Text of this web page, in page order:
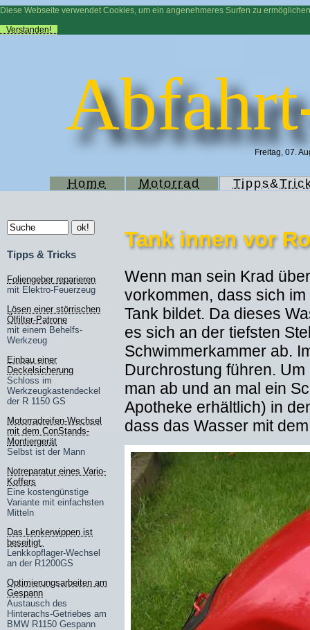
Diese Webseite verwendet Cookies, um ein angenehmeres Surfen zu
Verstanden!
Freitag, 07.
Home Motorrad
Tipps & Tricks
Foliengeber reparieren
mit Elektro-Feuerzeug
Lösen einer störrischen
Ölfilter-Patrone
mit einem Behelfs-
Werkzeug
Einbau einer
Deckelsicherung
Schloss im
Werkzeugkastendeckel
der R 1150 GS
Motorradreifen-Wechsel
mit dem ConStands-
Montiergerät
Selbst ist der Mann
Notreparatur eines Vario-
Koffers
Eine kostengünstige
Variante mit einfachsten
Mitteln
Das Lenkerwippen ist
beseitigt.
Lenkkopflager-Wechsel
an der R1200GS
Optimierungsarbeiten am
Gespann
Austausch des
Hinterachs-Getriebes am
BMW R1150 Gespann
Tank innen vor
Wenn man sein Krad
vorkommen, dass sich
Tank bildet. Da dieses
es sich an der tiefsten
Schwimmerkammer ab.
Durchrostung führen.
man ab und an mal ein
Apotheke erhältlich) in
dass das Wasser mit